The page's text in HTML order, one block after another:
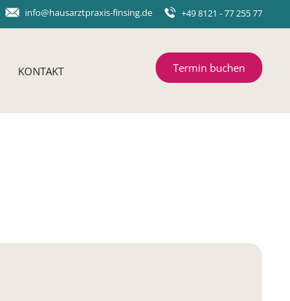
info@hausarztpraxis-finsing.de +49 8121 - 77 255 77
KONTAKT Termin buchen